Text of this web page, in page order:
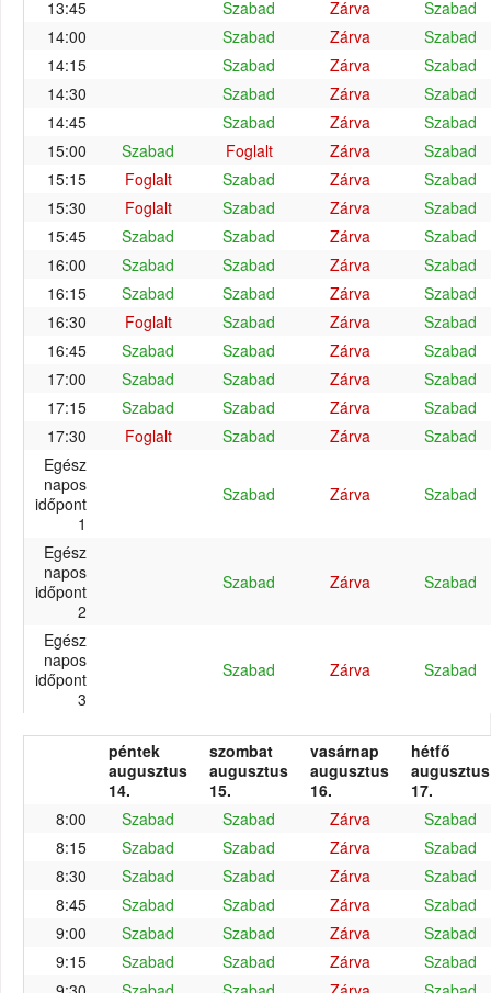
13:45
Szabad Zárva
Szabad
14:00
Szabad Zárva
Szabad
14:15
Szabad Zárva
Szabad
14:30
Szabad Zárva
Szabad
14:45
Szabad Zárva
Szabad
15:00
Szabad Foglalt Zárva
Szabad
15:15
Foglalt Szabad Zárva
Szabad
15:30
Foglalt Szabad Zárva
Szabad
15:45
Szabad Szabad Zárva
Szabad
16:00
Szabad Szabad Zárva
Szabad
16:15
Szabad Szabad Zárva
Szabad
16:30
Foglalt Szabad Zárva
Szabad
16:45
Szabad Szabad Zárva
Szabad
17:00
Szabad Szabad Zárva
Szabad
17:15
Szabad Szabad Zárva
Szabad
17:30
Foglalt Szabad Zárva
Szabad
Egész
napos
időpont
1
Szabad Zárva Szabad
Egész
napos
időpont
2
Szabad Zárva Szabad
Egész
napos
időpont
3
Szabad Zárva Szabad
péntek
augusztus
14.
szombat
augusztus
15.
vasárnap
augusztus
16.
hétfő
augusztus
17.
8:00
Szabad Szabad Zárva
Szabad
8:15
Szabad Szabad Zárva
Szabad
8:30
Szabad Szabad Zárva
Szabad
8:45
Szabad Szabad Zárva
Szabad
9:00
Szabad Szabad Zárva
Szabad
9:15
Szabad Szabad Zárva
Szabad